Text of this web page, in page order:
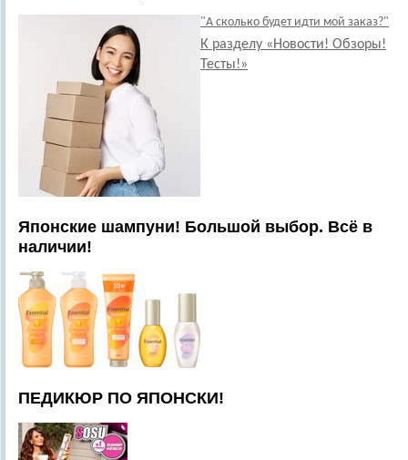
"А сколько будет идти мой заказ?"
К разделу «Новости! Обзоры!
Тесты!»
Японские шампуни! Большой выбор. Всё в
наличии!
ПЕДИКЮР ПО ЯПОНСКИ!